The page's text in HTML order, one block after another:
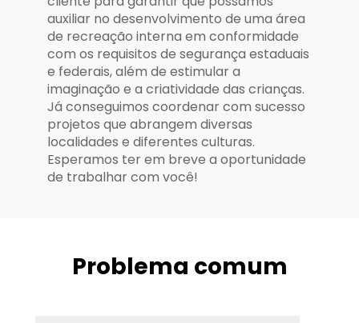
auxiliar no desenvolvimento de uma área
de recreação interna em conformidade
com os requisitos de segurança estaduais
e federais, além de estimular a
imaginação e a criatividade das crianças.
Já conseguimos coordenar com sucesso
projetos que abrangem diversas
localidades e diferentes culturas.
Esperamos ter em breve a oportunidade
de trabalhar com você!
Problema comum